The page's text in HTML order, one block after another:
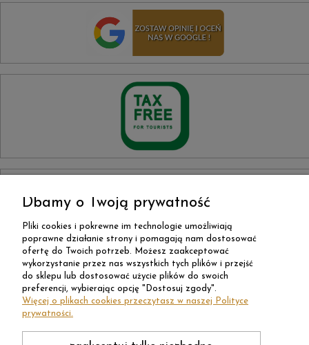
Dbamy o Twoją prywatność
Pliki cookies i pokrewne im technologie umożliwiają
poprawne działanie strony i pomagają nam dostosować
ofertę do Twoich potrzeb. Możesz zaakceptować
wykorzystanie przez nas wszystkich tych plików i przejść
do sklepu lub dostosować użycie plików do swoich
preferencji, wybierając opcję "Dostosuj zgody".
Więcej o plikach cookies przeczytasz w naszej Polityce
prywatności.